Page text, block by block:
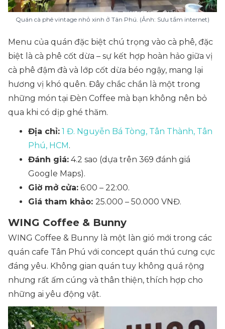
Quán cà phê vintage nhỏ xinh ở Tân Phú. (Ảnh: Sưu tầm internet)
Menu của quán đặc biệt chú trọng vào cà phê, đặc
biệt là cà phê cốt dừa – sự kết hợp hoàn hảo giữa vị
cà phê đậm đà và lớp cốt dừa béo ngậy, mang lại
hương vị khó quên. Đây chắc chắn là một trong
những món tại Đèn Coffee mà bạn không nên bỏ
qua khi có dịp ghé thăm.
Địa chỉ: 1 Đ. Nguyễn Bá Tòng, Tân Thành, Tân
Phú, HCM.
Đánh giá: 4.2 sao (dựa trên 369 đánh giá
Google Maps).
Giờ mở cửa: 6:00 – 22:00.
Giá tham khảo: 25.000 – 50.000 VNĐ.
WING Coffee & Bunny
WING Coffee & Bunny là một làn gió mới trong các
quán cafe Tân Phú với concept quán thú cưng cực
đáng yêu. Không gian quán tuy không quá rộng
nhưng rất ấm cúng và thân thiện, thích hợp cho
những ai yêu động vật.